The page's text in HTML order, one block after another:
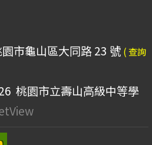
市龜山區大同路 23 號 ( 查詢
桃園市立壽山高級中等學